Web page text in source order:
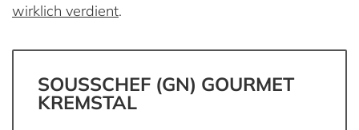
wirklich verdient.
SOUSSCHEF (GN) GOURMET
KREMSTAL